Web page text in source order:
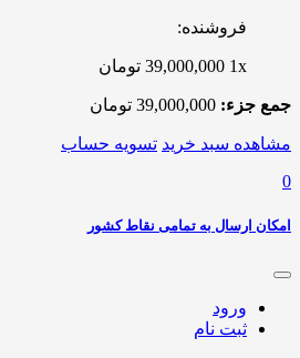
فروشنده:
1x
39,000,000 تومان
جمع جزء: 39,000,000 تومان
مشاهده سبد خرید تسویه حساب
0
امکان ارسال به تمامی نقاط کشور
ورود
ثبت نام